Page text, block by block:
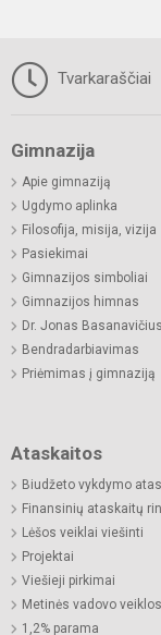
Tvarkaraščiai
Gimnazija
Apie gimnaziją
Ugdymo aplinka
Filosofija, misija, vizija
Pasiekimai
Gimnazijos simboliai
Gimnazijos himnas
Dr. Jonas Basanavičius
Bendradarbiavimas
Priėmimas į gimnaziją
Ataskaitos
Biudžeto vykdymo
Finansinių ataskaitų
Lėšos veiklai viešinti
Projektai
Viešieji pirkimai
Metinės vadovo
1,2% parama